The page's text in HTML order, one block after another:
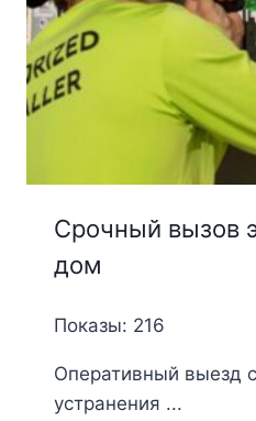
Срочный вызов
дом
Показы: 216
Оперативный выезд
устранения ...